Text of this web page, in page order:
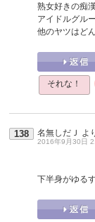
熟女好きの痴
アイドルグル
他のヤツはど
それな！
138 名無しだＪ よ
2016年9月30日
下半身がゆる